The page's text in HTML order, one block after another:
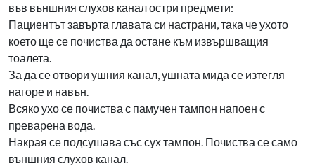
във външния слухов канал остри предмети:
Пациентът завърта главата си настрани, така че ухото
което ще се почиства да остане към извършващия
тоалета.
За да се отвори ушния канал, ушната мида се изтегля
нагоре и навън.
Всяко ухо се почиства с памучен тампон напоен с
преварена вода.
Накрая се подсушава със сух тампон. Почиства се само
външния слухов канал.